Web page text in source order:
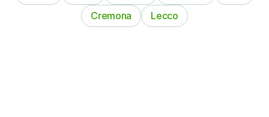
Cremona
Lecco